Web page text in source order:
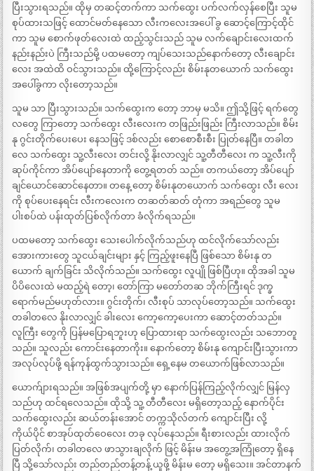
ပြီးသွားရသည်။ ထိုမှ တဆင့်တက်ကာ သက်ထွေး ပက်လက်လှန်စေပြီး သူမ
စုပ်ထားသဖြင့် ထောင်မတ်နေသော လီးကလေးအပေါ် ခွ ဆောင့်ကြောင့်ထိုင်
ကာ သူမ စောက်ဖုတ်လေးထဲ ထည့်သွင်းသည် သူမ လက်ချောင်းလေးထက်
နည်းနည်းပဲ ကြီးသည်မို့ ပထမတော့ ကျပ်သေးသည်နောက်တော့ လီးချောင်း
လေး အထဲထိ ဝင်သွားသည်။ ထို့ကြောင့်လည်း စိမ်းနုတယောက် သက်ထွေး
အပေါ်ခွကာ လိုးတော့သည်။
သူမ သာ ပြီးသွားသည်။ သက်ထွေးက တော့ ဘာမှ မသိ။ ဤသို့ဖြင့် ရက်တွေ
လတွေ ကြာတော့ သက်ထွေး လီးလေးက တဖြည်းဖြည်း ကြီးလာသည်။ စိမ်း
နု ဂွင်းတိုက်ပေးပေး နေသဖြင့် ဒစ်လည်း စောစောစီးစီး ပြုတ်နေပြီ။ တခါတ
လေ သက်ထွေး သူ့လီးလေး တင်းလို့ နိုးလာလျှင် သူ့တီတီလေး က သူ့လီးကို
ဆုပ်ကိုင်ကာ အိပ်ပျော်နေတာကို တွေ့ရတတ် သည်။ တကယ်တော့ အိပ်ပျော်
ချင်ယောင်ဆောင်နေတာ။ တနေ့ တော့ စိမ်းနုတယောက် သက်ထွေး လီး လေး
ကို စုပ်ပေးနေရင်း လီးကလေးက တဆတ်ဆတ် တုံကာ အရည်တွေ သူမ
ပါးစပ်ထဲ ပန်းထုတ်ပြစ်လိုက်တာ ခံလိုက်ရသည်။
ပထမတော့ သက်ထွေး သေးပေါက်လိုက်သည်ဟု ထင်လိုက်သော်လည်း
အေားကားတွေ သူငယ်ချင်းများ နှင့် ကြည့်ဖူးနေပြီ ဖြစ်သော စိမ်းနု တ
ယောက် ချက်ခြင်း သိလိုက်သည်။ သက်ထွေး လူပျို ဖြစ်ပြီဟု။ ထိုအခါ သူမ
ပိပိလေးထဲ မထည့်ရဲ တော့၊ တော်ကြာ မတော်တဆ ဘိုက်ကြီးရင် ဒုက္ခ
ရောက်မည်မဟုတ်လား။ ဂွင်းတိုက်၊ လီးစုပ် သာလုပ်တော့သည်။ သက်ထွေး
တခါတလေ နိုးလာလျှင် ခါးလေး ကော့ကော့ပေးကာ ဆောင့်တတ်သည်။
လူကြီး တွေကို ပြန်မပြောရဘူးဟု ပြောထားရာ သက်ထွေးလည်း သဘောတူ
သည်။ သူလည်း ကောင်းနေတာကိုး။ နောက်တော့ စိမ်းနု ကျောင်းပြီးသွားကာ
အလုပ်လုပ်ဖို့ ရန်ကုန်ထွက်သွားသည်။ ရှေ့နေမ တယောက်ဖြစ်လာသည်။
ယောက်ျားရသည်။ အဖြစ်အပျက်တို့ မှာ နောက်ပြန်ကြည့်လိုက်လျှင် မြန်လှ
သည်ဟု ထင်ရလေသည်။ ထိုသို့ သူ့ တီတီလေး မရှိတော့သည့် နောက်ပိုင်း
သက်ထွေးလည်း ဆယ်တန်းအောင် တက္ကသိုလ်တက် ကျောင်းပြီး လို့
ကိုယ်ပိုင် စာအုပ်ထုတ်ဝေလေး တခု လုပ်နေသည်။ ရီးစားလည်း ထားလိုက်
ပြတ်လိုက်၊ တခါတလေ ဖာသွားချလိုက် ဖြင့် မိန်းမ အတွေ့အကြုံတော့ ရှိနေ
ပြီ သို့သော်လည်း တည်တည်တန့်တန့် ယူဖို့ မိန်းမ တော့ မရှိသေး။ အင်တာနက်